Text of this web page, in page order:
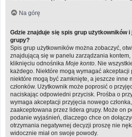
Na górę
Gdzie znajduje się spis grup użytkowników i
grupy?
Spis grup użytkowników można zobaczyć,
znajdującą się w panelu zarządzania
kliknięciu odnośnika Moje konto . Nie
każdego. Niektóre mogą wymagać akceptacji
niektóre mogą być zamknięte, a jeszcze inne
członków. Użytkownik może poprosić o
naciskając odpowiedni przycisk. Prośba o
wymaga akceptacji przyjęcia nowego
zaakceptowana przez lidera grupy. Może on
podanie wyjaśnień, dlaczego chce on
otrzymania negatywnej decyzji proszę nie
widocznie miał on swoje powody.